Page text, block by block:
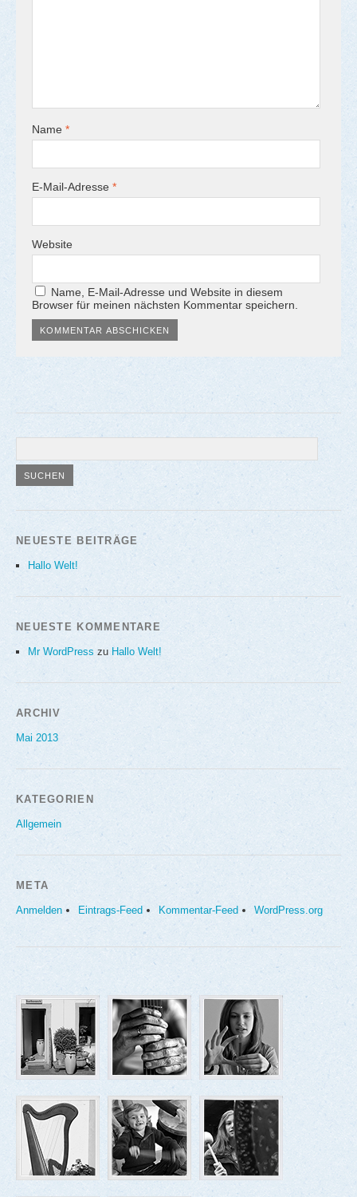
Name *
E-Mail-Adresse *
Website
Name, E-Mail-Adresse und Website in diesem
Browser für meinen nächsten Kommentar speichern.
NEUESTE BEITRÄGE
Hallo Welt!
NEUESTE KOMMENTARE
Mr WordPress zu Hallo Welt!
ARCHIV
Mai 2013
KATEGORIEN
Allgemein
META
Anmelden Eintrags-Feed Kommentar-Feed WordPress.org